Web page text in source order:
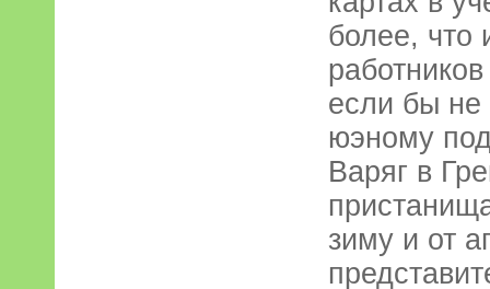
более, что
если бы
юэному
Варяг в
зиму и от